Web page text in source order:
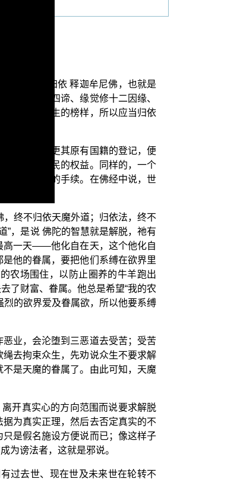
戒论”。
的导师，归依 释迦牟尼佛，也就是
、声闻修四谛、缘觉修十二因缘、
僧，是众生的榜样，所以应当归依
不申请变更其原有国籍的登记，便
受中国国民的权益。同样的，一个
是必须要的手续。在佛经中说，世
终不归依天魔外道；归依法，终不
”，是说 佛陀的智慧就是解脱，祂有
高一天——他化自在天，这个他化自
他的眷属，要把他们系缚在欲界里
农场围住，以防止圈养的牛羊跑出
了财富、眷属。他总是希望“我的农
的欲界爱及眷属欲，所以他要系缚
业，会沦堕到三恶道去受苦；受苦
去拘束众生，先劝说众生不要求解
是天魔的眷属了。由此可知，天魔
开真实心的方向范围而说要求解脱
为真实正理，然后去否定真实的不
是假名施设方便说而已；像这样子
为谤法者，这就是邪说。
过去世、现在世及未来世在轮转不